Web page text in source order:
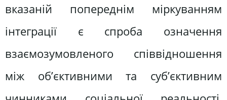
вказаній попереднім міркуванням
інтеграції є спроба означення
взаємозумовленого співвідношення
між об’єктивними та суб’єктивним